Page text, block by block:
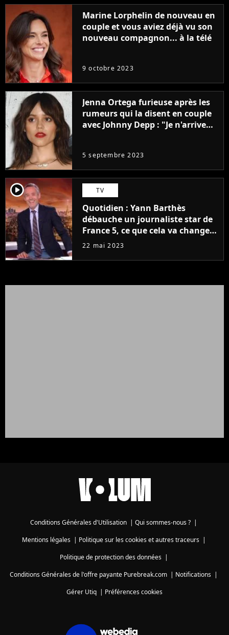
Marine Lorphelin de nouveau en
couple et vous aviez déjà vu son
nouveau compagnon... à la télé
9 octobre 2023
Jenna Ortega furieuse après les
rumeurs qui la disent en couple
avec Johnny Depp : "Je n'arrive
5 septembre 2023
player2 TV
Quotidien : Yann Barthès
débauche un journaliste star de
France 5, ce que cela va changer
à la rentrée
22 mai 2023
Conditions Générales d'Utilisation | Qui sommes-nous ? |
Mentions légales| Politique sur les cookies et autres traceurs|
Politique de protection des données|
Conditions Générales de l'offre payante Purebreak.com | Notifications |
Gérer Utiq | Préférences cookies